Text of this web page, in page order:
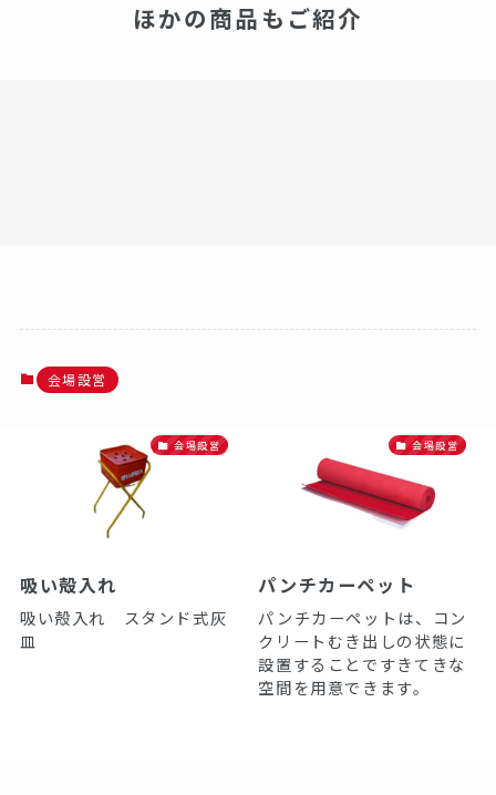
ほかの商品もご紹介
会場設営
会場設営
吸い殻入れ
吸い殻入れ スタンド式灰
皿
会場設営
パンチカーペット
パンチカーペットは、コン
クリートむき出しの状態に
設置することですきてきな
空間を用意できます。